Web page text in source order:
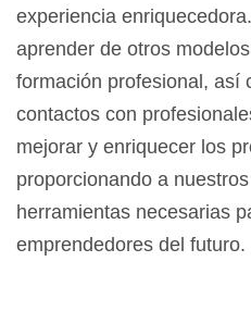
experiencia
aprender de otros
formación profesional, así
contactos con
mejorar y enriquecer los
proporcionando a
herramientas necesarias
emprendedores del futuro.